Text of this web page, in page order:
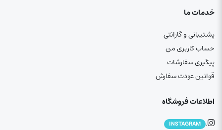
خدمات ما
پشتیبانی و گارانتی
حساب کاربری من
پیگیری سفارشات
قوانین عودت سفارش
اطلاعات فروشگاه
.
INSTAGRAM